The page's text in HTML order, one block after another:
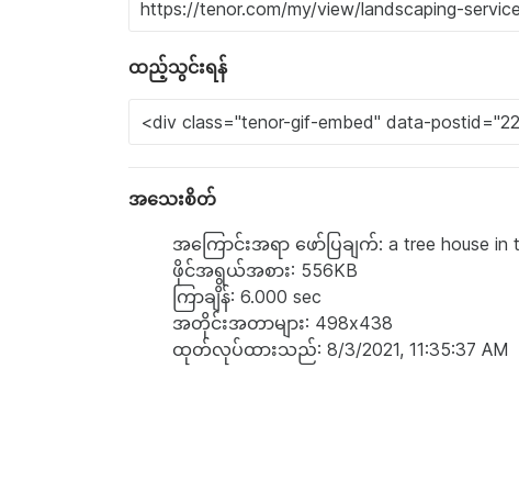
ထည့်သွင်းရန်
အသေးစိတ်
အကြောင်းအရာ ဖော်ပြချက်: a tree house in
ဖိုင်အရွယ်အစား: 556KB
ကြာချိန်: 6.000 sec
အတိုင်းအတာများ: 498x438
ထုတ်လုပ်ထားသည်: 8/3/2021, 11:35:37 AM